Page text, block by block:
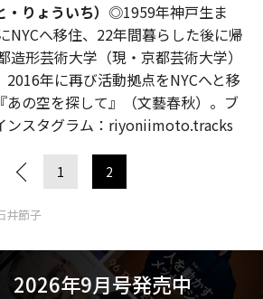
りょういち） ◎1959年神戸生ま
NYCへ移住、22年間暮らした後に帰
造形芸術大学（現・京都芸術大学）
年に再び活動拠点をNYCへと移
あの空を探して』（文藝春秋）。ブ
ンスタグラム：riyoniimoto.tracks
1 2
井節子
2026年9月号発売中